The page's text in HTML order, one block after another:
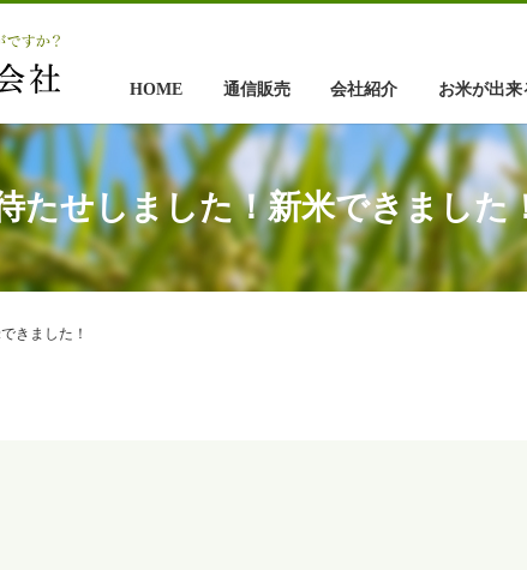
HOME 通信販売 会社紹介 お米が出来
たせしました！新米できました
きました！